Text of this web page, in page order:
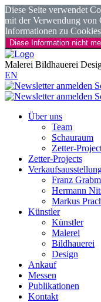
Diese Seite verwendet
mit der Verwendung von
Informationen zu
Diese Information nicht
Malerei Bildhauerei
EN
Über uns
Team
Schauraum
Zetter-
Zetter-Projects
Franz
Hermann
Markus
Künstler
Künstler
Malerei
Bildhauerei
Design
Ankauf
Messen
Publikationen
Kontakt